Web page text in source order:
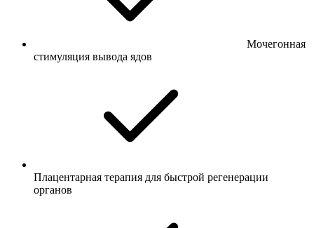
Мочегонная
стимуляция вывода ядов
Плацентарная терапия для быстрой регенерации
органов